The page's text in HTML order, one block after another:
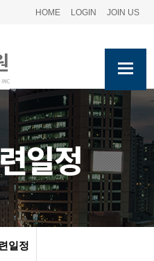
HOME LOGIN JOIN US
일정
일정